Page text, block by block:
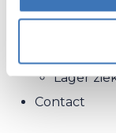
Lager
Contact